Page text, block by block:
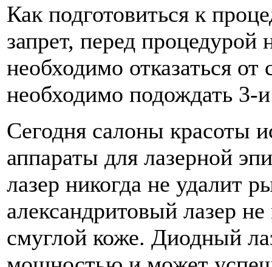
Как подготовиться к
запрет, перед процедурой
необходимо отказаться
необходимо подождать 3-
Сегодня салоны красоты
аппараты для лазерной
лазер никогда не удалит
александритовый лазер
смуглой коже. Диодный